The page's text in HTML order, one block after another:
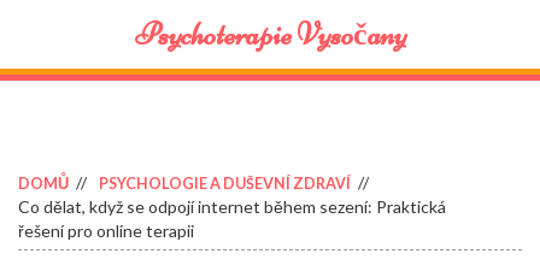
Psychoterapie Vysočany
DOMŮ PSYCHOLOGIE A DUŠEVNÍ ZDRAVÍ
Co dělat, když se odpojí internet během sezení: Praktická
řešení pro online terapii